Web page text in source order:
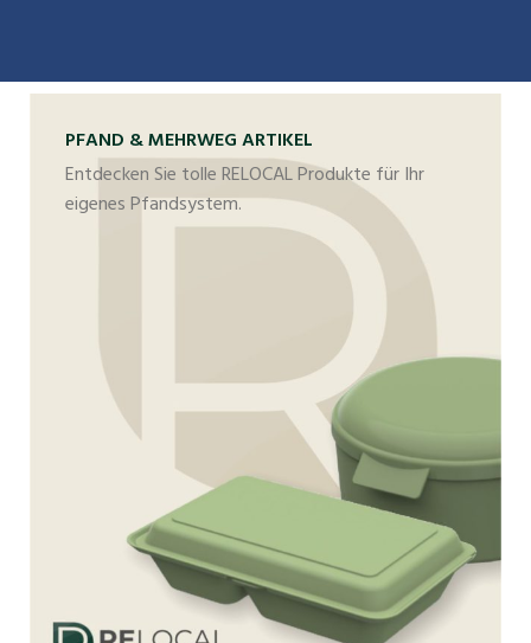
PFAND & MEHRWEG ARTIKEL
Entdecken Sie tolle RELOCAL Produkte für Ihr
eigenes Pfandsystem.